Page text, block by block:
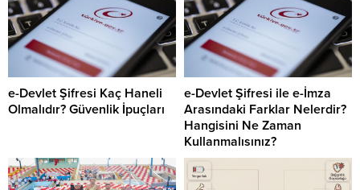
e-Devlet Şifresi Kaç Haneli
Olmalıdır? Güvenlik İpuçları
e-Devlet Şifresi ile e-İmza
Arasındaki Farklar Nelerdir?
Hangisini Ne Zaman
Kullanmalısınız?